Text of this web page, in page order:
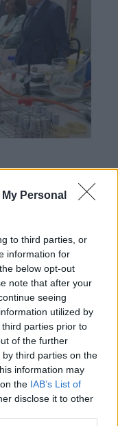
Personal
to third parties, or
information for
below opt-out
note that after your
seeing
utilized by
parties prior to
of the further
third parties on the
information may
the IAB’s List of
disclose it to other
materia de